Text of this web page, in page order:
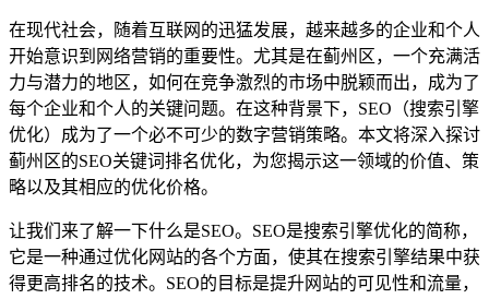
在现代社会，随着互联网的迅猛发展，越来越多的企业和个人
开始意识到网络营销的重要性。尤其是在蓟州区，一个充满活
力与潜力的地区，如何在竞争激烈的市场中脱颖而出，成为了
每个企业和个人的关键问题。在这种背景下，SEO（搜索引擎
优化）成为了一个必不可少的数字营销策略。本文将深入探讨
蓟州区的SEO关键词排名优化，为您揭示这一领域的价值、策
略以及其相应的优化价格。
让我们来了解一下什么是SEO。SEO是搜索引擎优化的简称，
它是一种通过优化网站的各个方面，使其在搜索引擎结果中获
得更高排名的技术。SEO的目标是提升网站的可见性和流量，